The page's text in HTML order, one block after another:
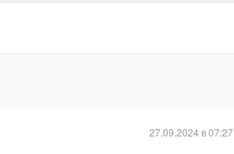
27.09.2024 в 07:27